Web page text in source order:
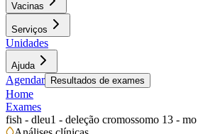
Vacinas
Serviços
Unidades
Ajuda
Agendar Resultados de exames
Home
Exames
fish - dleu1 - deleção cromossomo 13 - mo